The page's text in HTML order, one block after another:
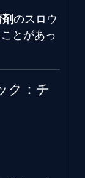
のスロウ
とがあっ
ク：チ